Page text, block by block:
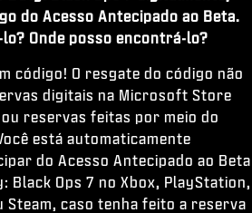
do Acesso Antecipado ao Beta.
Onde posso encontrá-lo?
código! O resgate do código não
digitais na Microsoft Store
reservas feitas por meio do
está automaticamente
do Acesso Antecipado ao Beta
Black Ops 7 no Xbox, PlayStation,
Steam, caso tenha feito a reserva